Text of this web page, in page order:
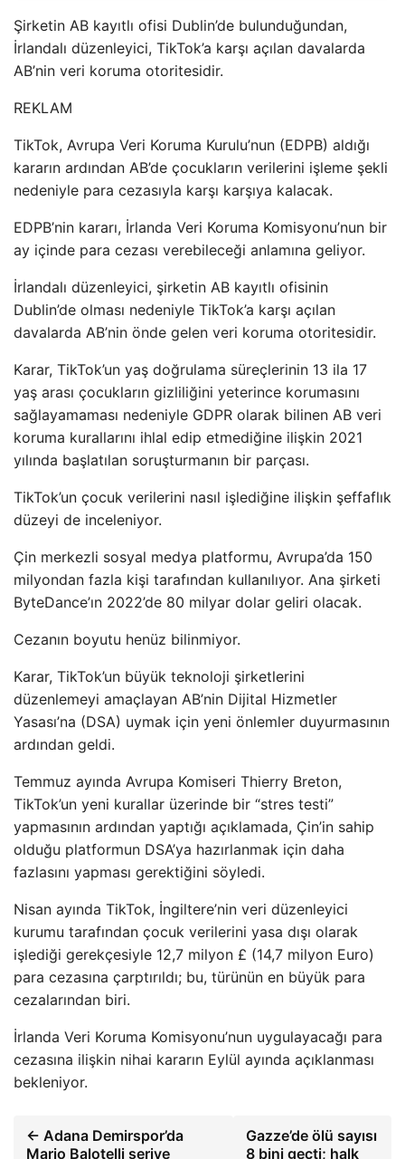
Şirketin AB kayıtlı ofisi Dublin’de bulunduğundan,
İrlandalı düzenleyici, TikTok’a karşı açılan davalarda
AB’nin veri koruma otoritesidir.
REKLAM
TikTok, Avrupa Veri Koruma Kurulu’nun (EDPB) aldığı
kararın ardından AB’de çocukların verilerini işleme şekli
nedeniyle para cezasıyla karşı karşıya kalacak.
EDPB’nin kararı, İrlanda Veri Koruma Komisyonu’nun bir
ay içinde para cezası verebileceği anlamına geliyor.
İrlandalı düzenleyici, şirketin AB kayıtlı ofisinin
Dublin’de olması nedeniyle TikTok’a karşı açılan
davalarda AB’nin önde gelen veri koruma otoritesidir.
Karar, TikTok’un yaş doğrulama süreçlerinin 13 ila 17
yaş arası çocukların gizliliğini yeterince korumasını
sağlayamaması nedeniyle GDPR olarak bilinen AB veri
koruma kurallarını ihlal edip etmediğine ilişkin 2021
yılında başlatılan soruşturmanın bir parçası.
TikTok’un çocuk verilerini nasıl işlediğine ilişkin şeffaflık
düzeyi de inceleniyor.
Çin merkezli sosyal medya platformu, Avrupa’da 150
milyondan fazla kişi tarafından kullanılıyor. Ana şirketi
ByteDance’ın 2022’de 80 milyar dolar geliri olacak.
Cezanın boyutu henüz bilinmiyor.
Karar, TikTok’un büyük teknoloji şirketlerini
düzenlemeyi amaçlayan AB’nin Dijital Hizmetler
Yasası’na (DSA) uymak için yeni önlemler duyurmasının
ardından geldi.
Temmuz ayında Avrupa Komiseri Thierry Breton,
TikTok’un yeni kurallar üzerinde bir “stres testi”
yapmasının ardından yaptığı açıklamada, Çin’in sahip
olduğu platformun DSA’ya hazırlanmak için daha
fazlasını yapması gerektiğini söyledi.
Nisan ayında TikTok, İngiltere’nin veri düzenleyici
kurumu tarafından çocuk verilerini yasa dışı olarak
işlediği gerekçesiyle 12,7 milyon £ (14,7 milyon Euro)
para cezasına çarptırıldı; bu, türünün en büyük para
cezalarından biri.
İrlanda Veri Koruma Komisyonu’nun uygulayacağı para
cezasına ilişkin nihai kararın Eylül ayında açıklanması
bekleniyor.
← Adana Demirspor’da
Mario Balotelli seriye
Gazze’de ölü sayısı
8 bini geçti; halk